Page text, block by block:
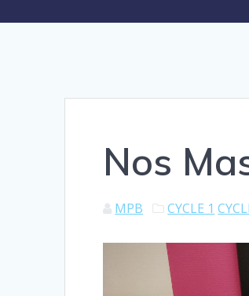
Nos
MPB CYCLE 1